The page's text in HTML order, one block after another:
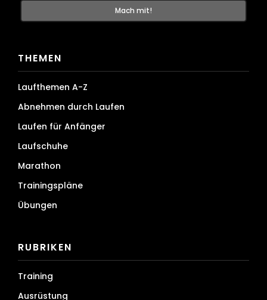
THEMEN
Laufthemen A-Z
Abnehmen durch Laufen
Laufen für Anfänger
Laufschuhe
Marathon
Trainingspläne
Übungen
RUBRIKEN
Training
Ausrüstung